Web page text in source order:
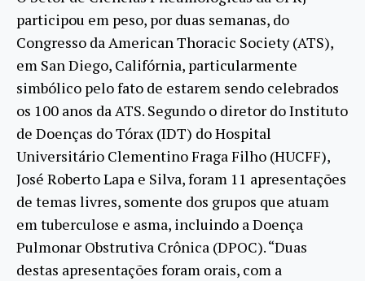
participou em peso, por duas semanas, do
Congresso da American Thoracic Society (ATS),
em San Diego, Califórnia, particularmente
simbólico pelo fato de estarem sendo celebrados
os 100 anos da ATS. Segundo o diretor do Instituto
de Doenças do Tórax (IDT) do Hospital
Universitário Clementino Fraga Filho (HUCFF),
José Roberto Lapa e Silva, foram 11 apresentações
de temas livres, somente dos grupos que atuam
em tuberculose e asma, incluindo a Doença
Pulmonar Obstrutiva Crônica (DPOC). “Duas
destas apresentações foram orais, com a